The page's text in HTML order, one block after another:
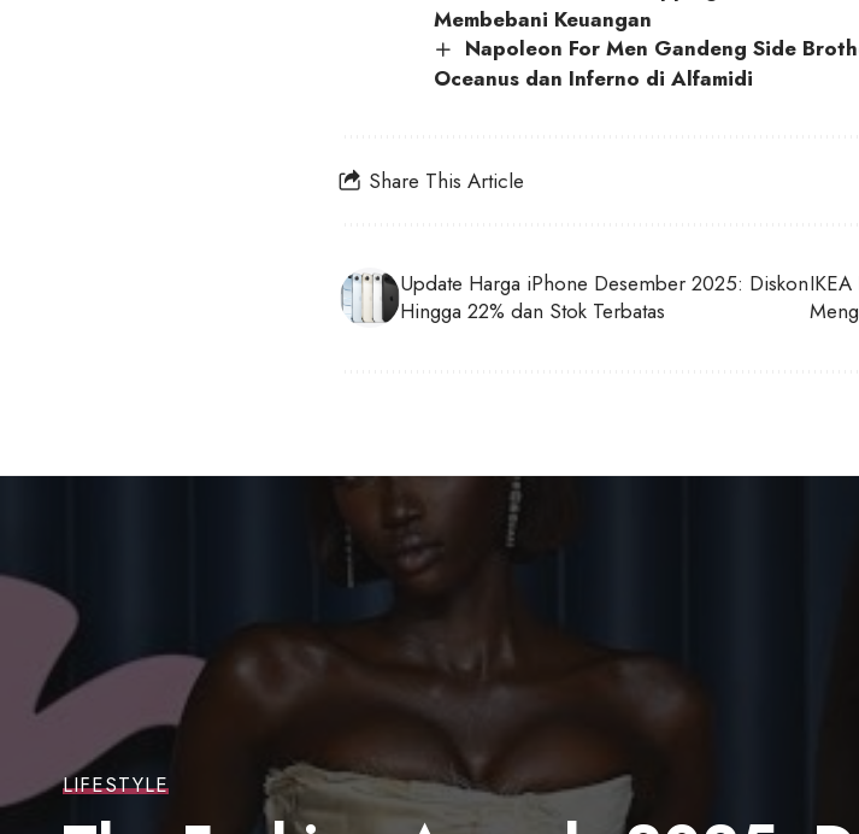
Membebani Keuangan
Napoleon For Men Gandeng Side
Oceanus dan Inferno di Alfamidi
Share This Article
Update Harga iPhone Desember 2025: Diskon
Hingga 22% dan Stok Terbatas
LIFESTYLE